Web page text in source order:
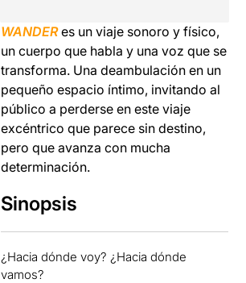
WANDER es un viaje sonoro y físico,
un cuerpo que habla y una voz que se
transforma. Una deambulación en un
pequeño espacio íntimo, invitando al
público a perderse en este viaje
excéntrico que parece sin destino,
pero que avanza con mucha
determinación.
Sinopsis
¿Hacia dónde voy? ¿Hacia dónde
vamos?